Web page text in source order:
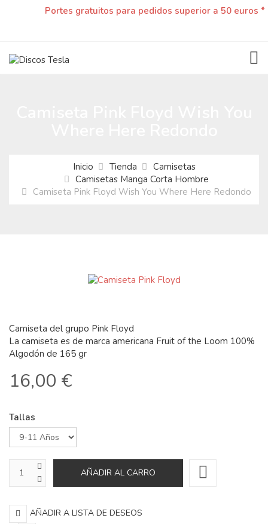
Portes gratuitos para pedidos superior a 50 euros *
Inicio Tienda
Camisetas
Camisetas Manga Corta Hombre
Camiseta Pink Floyd Wish You Where Here Redondo
Camiseta del grupo Pink Floyd
La camiseta es de marca americana Fruit of the Loom 100%
Algodón de 165 gr
16,00 €
Tallas
AÑADIR A LISTA DE DESEOS